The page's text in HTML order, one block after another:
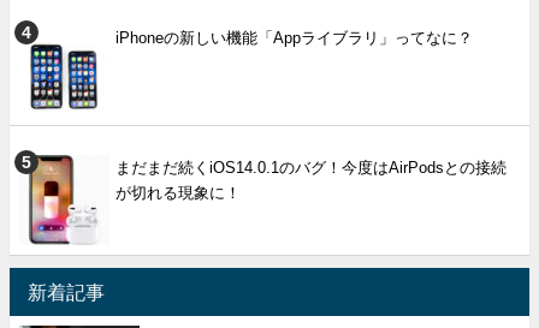
iPhoneの新しい機能「Appライブラリ」ってなに？
まだまだ続くiOS14.0.1のバグ！今度はAirPodsとの接続
が切れる現象に！
新着記事